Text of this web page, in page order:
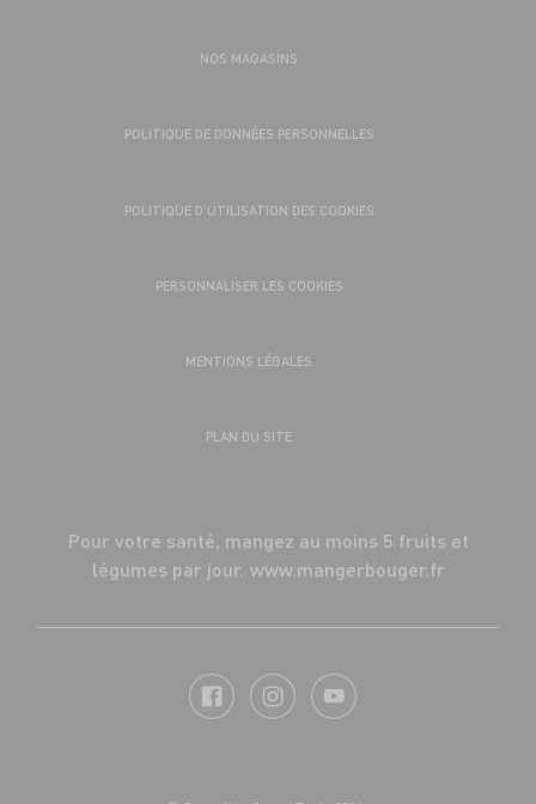
NOS MAGASINS
POLITIQUE DE DONNÉES PERSONNELLES
POLITIQUE D’UTILISATION DES COOKIES
PERSONNALISER LES COOKIES
MENTIONS LÉGALES
PLAN DU SITE
Pour votre santé, mangez au moins 5 fruits et
légumes par jour. www.mangerbouger.fr